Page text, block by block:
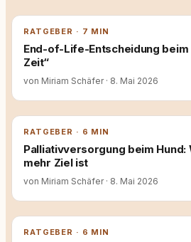
RATGEBER · 7 MIN
End-of-Life-Entscheidung beim
Zeit“
von Miriam Schäfer · 8. Mai 2026
RATGEBER · 6 MIN
Palliativversorgung beim Hund:
mehr Ziel ist
von Miriam Schäfer · 8. Mai 2026
RATGEBER · 6 MIN